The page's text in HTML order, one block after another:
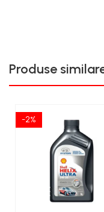
eșapament după
catalitice, injecție de
vâscozitate.
Alte utilizări:
catalitice, scutere,
Produse
-2%